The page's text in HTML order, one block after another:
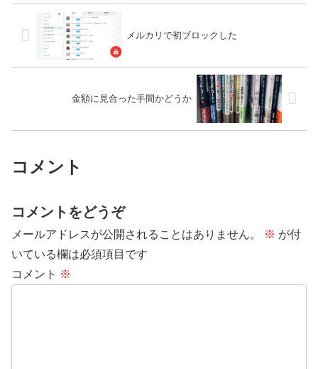
メルカリで初ブロックした
金額に見合った手間かどうか
コメント
コメントをどうぞ
メールアドレスが公開されることはありません。 ※ が付
いている欄は必須項目です
コメント ※